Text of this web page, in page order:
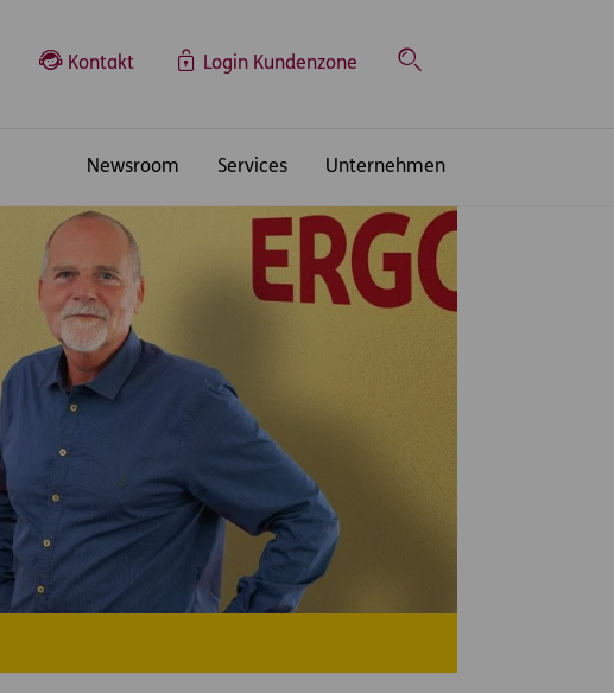
Kontakt Login Kundenzone
Suche
Newsroom Services Unternehmen